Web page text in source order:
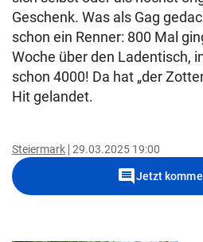
Geschenk. Was als Gag
schon ein Renner: 800 Mal
Woche über den Ladentisch,
schon 4000! Da hat „der
Hit gelandet.
Steiermark 29.03.2025 19:00
commentJetzt